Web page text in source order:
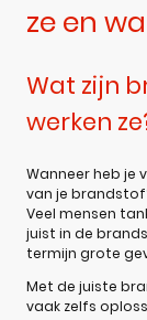
ze en
Wat zijn
werken
Wanneer heb je
van je
Veel mensen
juist in de
termijn grote
Met de juiste
vaak zelfs